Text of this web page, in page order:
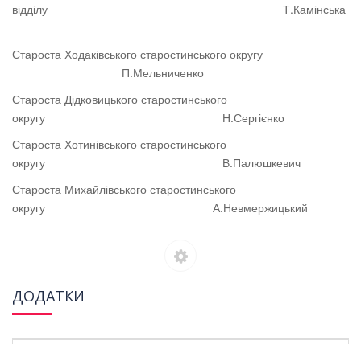
відділу Т.Камінська
Староста Ходаківського старостинського округу
П.Мельниченко
Староста Дідковицького старостинського
округу Н.Сергієнко
Староста Хотинівського старостинського
округу В.Палюшкевич
Староста Михайлівського старостинського
округу А.Невмержицький
ДОДАТКИ